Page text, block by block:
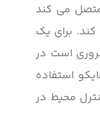
متصل می کند
برای یک
است در
استفاده
محیط در